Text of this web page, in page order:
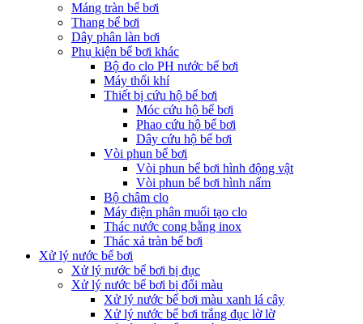
Máng tràn bể bơi
Thang bể bơi
Dây phân làn bơi
Phụ kiện bể bơi khác
Bộ đo clo PH nước bể bơi
Máy thổi khí
Thiết bị cứu hộ bể bơi
Móc cứu hộ bể bơi
Phao cứu hộ bể bơi
Dây cứu hộ bể bơi
Vòi phun bể bơi
Vòi phun bể bơi hình động vật
Vòi phun bể bơi hình nấm
Bộ châm clo
Máy điện phân muối tạo clo
Thác nước cong bằng inox
Thác xả tràn bể bơi
Xử lý nước bể bơi
Xử lý nước bể bơi bị đục
Xử lý nước bể bơi bị đổi màu
Xử lý nước bể bơi màu xanh lá cây
Xử lý nước bể bơi trắng đục lờ lờ